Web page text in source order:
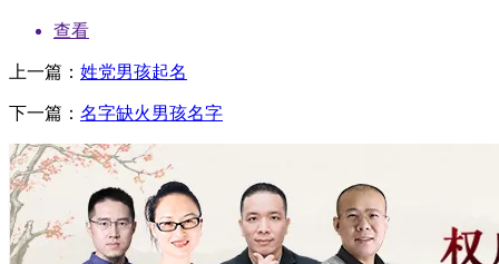
查看
上一篇： 姓党男孩起名
下一篇： 名字缺火男孩名字